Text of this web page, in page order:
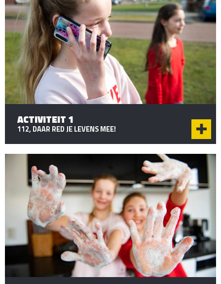
ACTIVITEIT 1
112, DAAR RED JE LEVENS MEE!